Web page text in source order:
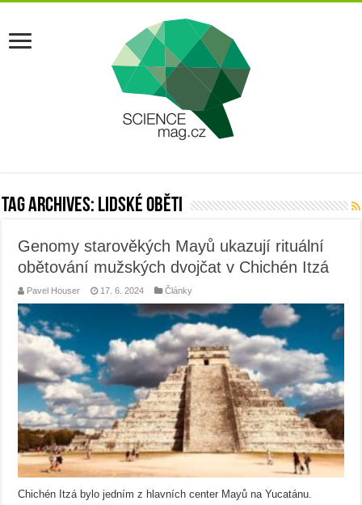
Tag Archives: lidské oběti
Genomy starověkých Mayů ukazují rituální
obětování mužských dvojčat v Chichén Itzá
Pavel Houser 17. 6. 2024 Články
Chichén Itzá bylo jedním z hlavních center Mayů na Yucatánu.